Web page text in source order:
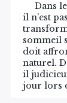
Dans
il n’est
sommeil
doit
naturel.
il
jour lors